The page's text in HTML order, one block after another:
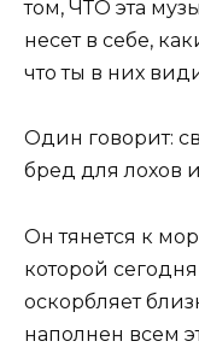
том, ЧТО эта
несет в себе,
что ты в них
Один говорит:
бред для лохов
Он тянется к
которой
оскорбляет
наполнен всем